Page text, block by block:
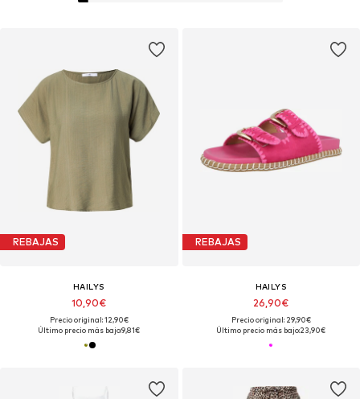
REBAJAS
HAILYS
10,90€
Precio original: 12,90€
Último precio más bajo:9,81€
REBAJAS
HAILYS
26,90€
Precio original: 29,90€
Último precio más bajo:23,90€